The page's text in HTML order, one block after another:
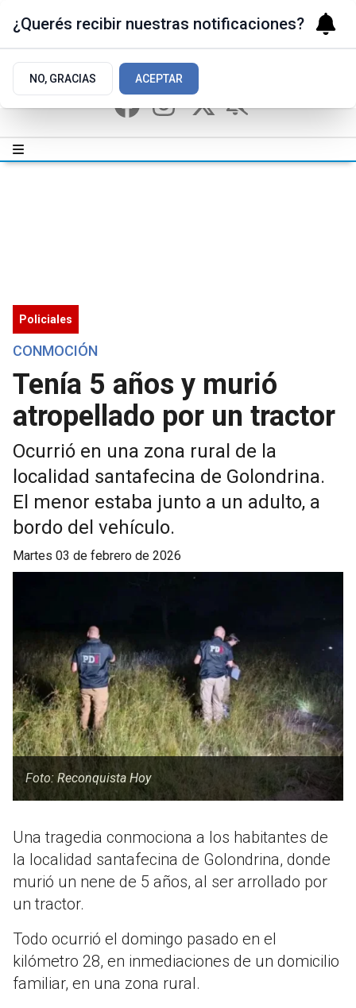
Policiales
CONMOCIÓN
Tenía 5 años y murió
atropellado por un tractor
Ocurrió en una zona rural de la
localidad santafecina de Golondrina.
El menor estaba junto a un adulto, a
bordo del vehículo.
martes 03 de febrero de 2026
Foto: Reconquista Hoy
Una tragedia conmociona a los habitantes de
la localidad santafecina de Golondrina, donde
murió un nene de 5 años, al ser arrollado por
un tractor.
Todo ocurrió el domingo pasado en el
kilómetro 28, en inmediaciones de un domicilio
familiar, en una zona rural.
¿Querés recibir nuestras notificaciones?
NO, GRACIAS ACEPTAR